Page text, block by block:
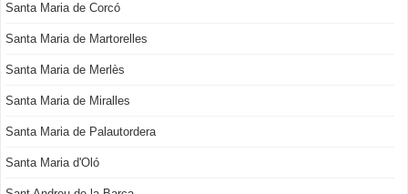
Santa Maria de Corcó
Santa Maria de Martorelles
Santa Maria de Merlès
Santa Maria de Miralles
Santa Maria de Palautordera
Santa Maria d'Oló